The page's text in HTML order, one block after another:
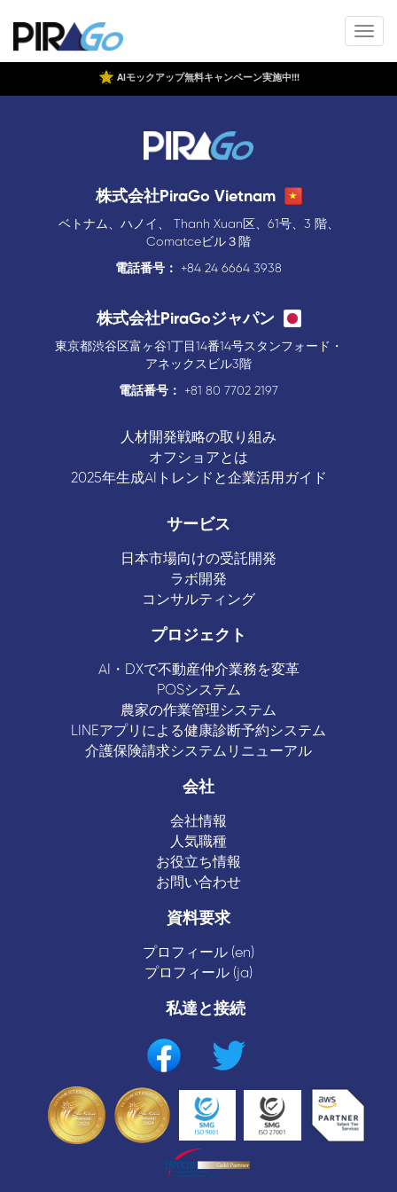
AIモックアップ無料キャンペーン実施中!!!
株式会社PiraGo Vietnam
ベトナム、ハノイ、 Thanh Xuan区、61号、3 階、
Comatceビル３階
電話番号：
+84 24 6664 3938
株式会社PiraGoジャパン
東京都渋谷区富ヶ谷1丁目14番14号スタンフォード・
アネックスビル3階
電話番号：
+81 80 7702 2197
人材開発戦略の取り組み
オフショアとは
2025年生成AIトレンドと企業活用ガイド
サービス
日本市場向けの受託開発
ラボ開発
コンサルティング
プロジェクト
AI・DXで不動産仲介業務を変革
POSシステム
農家の作業管理システム
LINEアプリによる健康診断予約システム
介護保険請求システムリニューアル
会社
会社情報
人気職種
お役立ち情報
お問い合わせ
資料要求
プロフィール (en)
プロフィール (ja)
私達と接続